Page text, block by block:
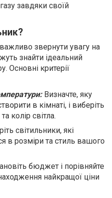
завдяки своїй
звернути увагу на
знайти ідеальний
Основні критерії
Визначте, яку
в кімнаті, і виберіть
колір світла.
світильники, які
в розміри та стиль вашого
бюджет і порівняйте
найкращої ціни